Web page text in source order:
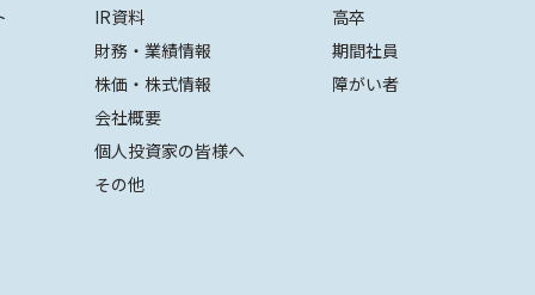
IR資料
財務・業績情報
株価・株式情報
会社概要
個人投資家の皆様へ
その他
高卒
期間社員
障がい者